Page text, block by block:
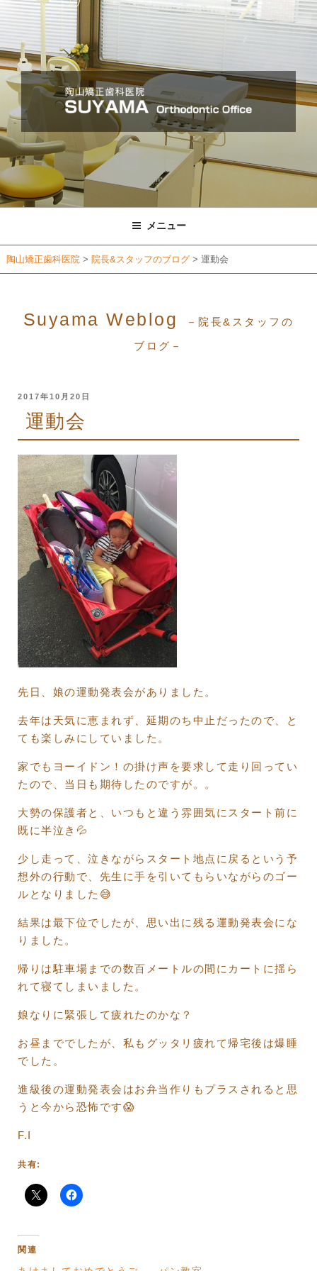
コ
ン
ン
ツ
ス
キ
ッ
プ
メニュー
陶山矯正歯科医院 > 院長&スタッフのブログ > 運動会
Suyama Weblog －院長&スタッフの
ブログ－
投
2017年10月20日
運動会
先日、娘の運動発表会がありました。
去年は天気に恵まれず、延期のち中止だったので、と
ても楽しみにしていました。
家でもヨーイドン！の掛け声を要求して走り回ってい
たので、当日も期待したのですが。。
大勢の保護者と、いつもと違う雰囲気にスタート前に
既に半泣き💦
少し走って、泣きながらスタート地点に戻るという予
想外の行動で、先生に手を引いてもらいながらのゴー
ルとなりました😅
結果は最下位でしたが、思い出に残る運動発表会にな
りました。
帰りは駐車場までの数百メートルの間にカートに揺ら
れて寝てしまいました。
娘なりに緊張して疲れたのかな？
お昼まででしたが、私もグッタリ疲れて帰宅後は爆睡
でした。
進級後の運動発表会はお弁当作りもプラスされると思
うと今から恐怖です😱
F.I
共有:
関連